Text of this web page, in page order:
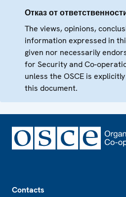
Отказ от
The views, opinions,
information expressed in
given nor necessarily
for Security and Co-
unless the OSCE is
this document.
Contacts